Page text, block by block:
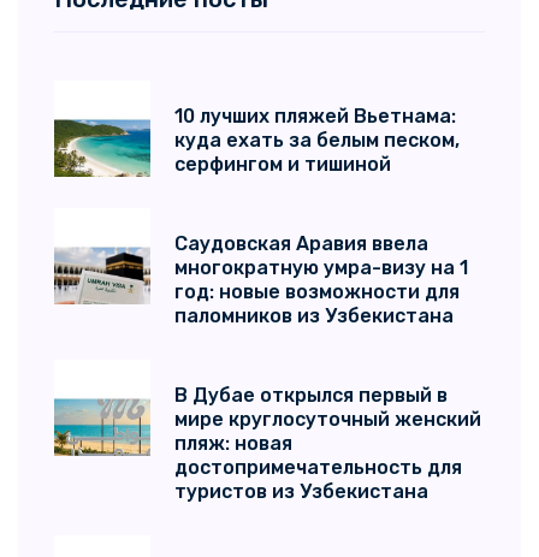
10 лучших пляжей Вьетнама:
куда ехать за белым песком,
серфингом и тишиной
Саудовская Аравия ввела
многократную умра-визу на 1
год: новые возможности для
паломников из Узбекистана
В Дубае открылся первый в
мире круглосуточный женский
пляж: новая
достопримечательность для
туристов из Узбекистана